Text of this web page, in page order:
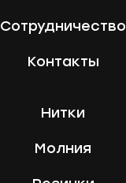
Сотрудничество
Контакты
Нитки
Молния